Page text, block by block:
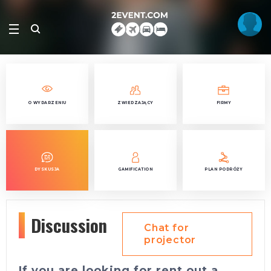
O WYDARZENIU ZWIEDZAJĄCY FIRMY
DYSKUSJA GAMIFICATION PLAN PODRÓŻY
Discussion
Chat for
projector